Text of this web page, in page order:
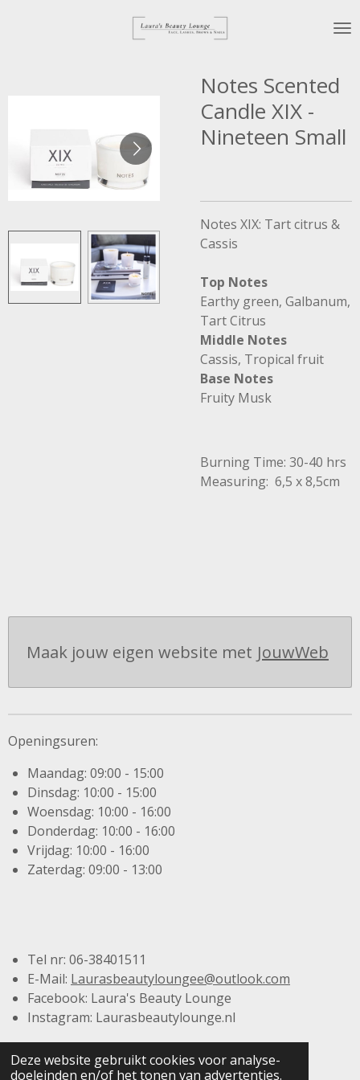
Deze website gebruikt cookies voor analyse-
doeleinden en/of het tonen van advertenties.
Notes Scented
Candle XIX -
Nineteen Small
Notes XIX: Tart citrus &
Cassis
Top Notes
Earthy green, Galbanum,
Tart Citrus
Middle Notes
Cassis, Tropical fruit
Base Notes
Fruity Musk
Burning Time: 30-40 hrs
Measuring: 6,5 x 8,5cm
Maak jouw eigen website met JouwWeb
Openingsuren:
Maandag: 09:00 - 15:00
Dinsdag: 10:00 - 15:00
Woensdag: 10:00 - 16:00
Donderdag: 10:00 - 16:00
Vrijdag: 10:00 - 16:00
Zaterdag: 09:00 - 13:00
Tel nr: 06-38401511
E-Mail: Laurasbeautyloungee@outlook.com
Facebook: Laura's Beauty Lounge
Instagram: Laurasbeautylounge.nl